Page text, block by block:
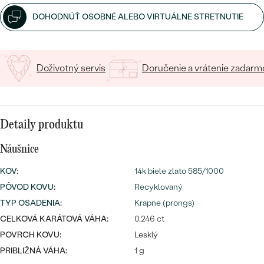
Najpredávanejšie
obrúčky
PREZRIEŤ
DRAHOKAM
PODĽA MATERIÁLU
PLATINA
STRIEBRO
S DRAHOKAMAMI
S LAB GROWN DIAMANTMI
S PERLAMI
PODĽA ŠTÝLU
PERSONALIZOVANÉ
MINIMALISTICKÉ
PODĽA FARBY
CENOVO DOSTUPNÉ
LUXUSNÉ
DOHODNÚŤ OSOBNÉ ALEBO VIRTUÁLNE STRETNUTIE
Doživotný servis Doručenie a vrátenie
Detaily produktu
Náušnice
KOV:
14k biele zlato 585/1000
PÔVOD KOVU:
Recyklovaný
TYP OSADENIA:
Krapne (prongs)
CELKOVÁ KARÁTOVÁ VÁHA:
0.246 ct
POVRCH KOVU:
Lesklý
PRIBLIŽNÁ VÁHA:
1 g